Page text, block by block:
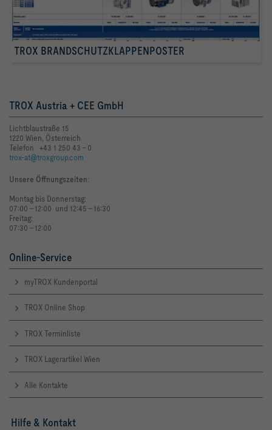
TROX BRANDSCHUTZKLAPPENPOSTER
TROX Austria + CEE GmbH
Lichtblaustraße 15
1220 Wien, Österreich
Telefon +43 1 250 43 - 0
trox-at@troxgroup.com
Unsere Öffnungszeiten:
Montag bis Donnerstag:
07:00 - 12:00 und 12:45 - 16:30
Freitag:
07:30 - 12:00
Online-Service
myTROX Kundenportal
TROX Online Shop
TROX Terminliste
TROX Lagerartikel Wien
Alle Kontakte
Hilfe & Kontakt